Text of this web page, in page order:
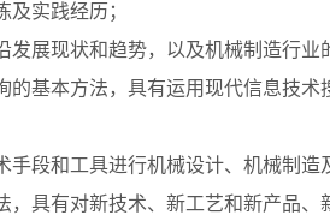
实践经历；
发展现状和趋势，以及机械制造行业
的基本方法，具有运用现代信息技术
手段和工具进行机械设计、机械制
，具有对新技术、新工艺和新产品